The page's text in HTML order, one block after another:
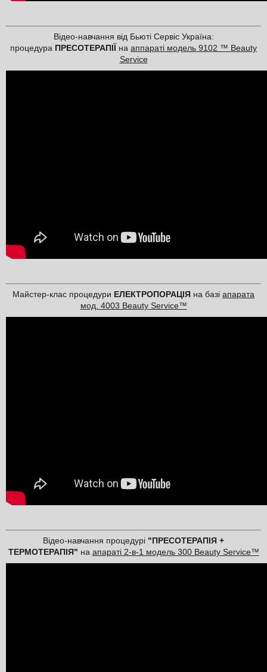
Відео-навчання від Бьюті Сервіс Україна:
процедура ПРЕСОТЕРАПІЇ на аппараті модель 9102 ™ Beauty
Service
Майстер-клас процедури ЕЛЕКТРОПОРАЦІЯ на базі апарата
мод. 4003 Beauty Service™
Відео-навчання процедурі "ПРЕСОТЕРАПІЯ +
ТЕРМОТЕРАПІЯ" на апараті 2-в-1 модель 300 Beauty Service™